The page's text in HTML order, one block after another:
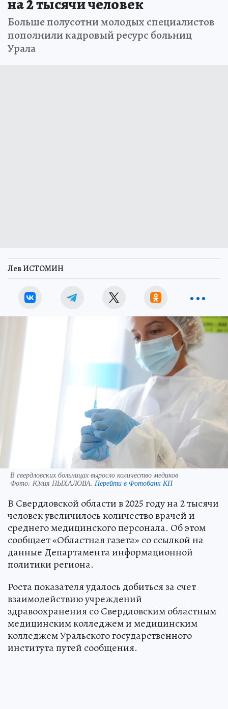
на 2 тысячи человек
Больше полусотни молодых специалистов
пополнили кадровый ресурс больниц
Урала
Лев ИСТОМИН
В свердловских больницах выросло количество медиков
Фото: Юлия ПЫХАЛОВА. Перейти в Фотобанк КП
В Свердловской области в 2025 году на 2 тысячи
человек увеличилось количество врачей и
среднего медицинского персонала. Об этом
сообщает «Областная газета» со ссылкой на
данные Департамента информационной
политики региона.
Роста показателя удалось добиться за счет
взаимодействию учреждений
здравоохранения со Свердловским областным
медицинским колледжем и медицинским
колледжем Уральского государственного
института путей сообщения.